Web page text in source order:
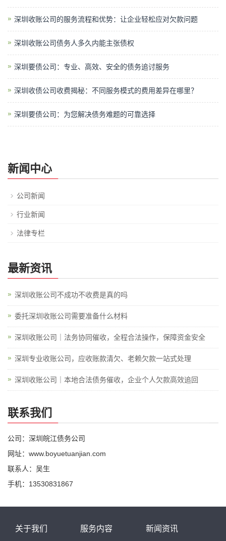
深圳收账公司的服务流程和优势：让企业轻松应对欠款问题
深圳收账公司债务人多久内能主张债权
深圳要债公司：专业、高效、安全的债务追讨服务
深圳收债公司收费揭秘：不同服务模式的费用差异在哪里？
深圳要债公司：为您解决债务难题的可靠选择
新闻中心
公司新闻
行业新闻
法律专栏
最新资讯
深圳收账公司不成功不收费是真的吗
委托深圳收账公司需要准备什么材料
深圳收账公司｜法务协同催收，全程合法操作，保障资金安全
深圳专业收账公司，应收账款清欠、老赖欠款一站式处理
深圳收账公司｜本地合法债务催收，企业个人欠款高效追回
联系我们
公司：深圳皖江债务公司
网址：www.boyuetuanjian.com
联系人：吴生
手机：13530831867
关于我们 服务内容 新闻资讯